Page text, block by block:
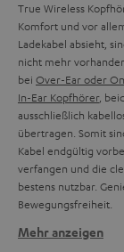
True Wireless
Komfort und vor
Ladekabel absieht,
nicht mehr
bei Over-Ear oder
In-Ear Kopfhörer,
ausschließlich
übertragen. Somit
Kabel endgültig
verfangen und die
bestens nutzbar.
Bewegungsfreiheit.
Warum heißt es
Mehr anzeigen